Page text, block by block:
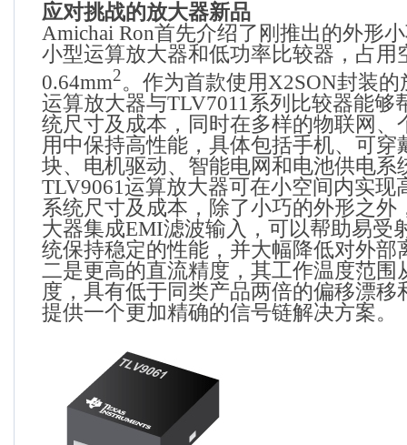
应对挑战的放大器新品
Amichai Ron首先介绍了刚推出的外形
小型运算放大器和低功率比较器，占用
0.64mm2。作为首款使用 X2SON封装的
运算放大器与TLV7011 系列比较器能够
统尺寸及成本，同时在多样的物联网、
用中保持高性能，具体包括手机、可穿
块、电机驱动、智能电网和电池供电系
TLV9061 运算放大器可在小空间内实现
系统尺寸及成本，除了小巧的外形之外
大器集成EMI滤波输入，可以帮助易受
统保持稳定的性能，并大幅降低对外部
二是更高的直流精度，其工作温度范围
度，具有低于同类产品两倍的偏移漂移
提供一个更加精确的信号链解决方案。